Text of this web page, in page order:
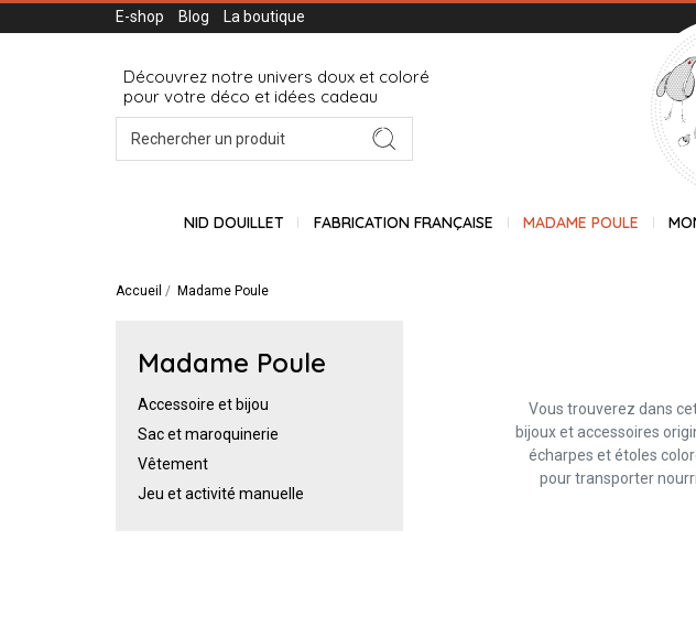
E-shop Blog La boutique
Découvrez notre univers doux et coloré
pour votre déco et idées cadeau
NID DOUILLET FABRICATION FRANÇAISE MADAME POULE
Accueil Madame Poule
Madame Poule
Accessoire et bijou
Sac et maroquinerie
Vêtement
Jeu et activité manuelle
Vous trouverez dans
bijoux et accessoires
écharpes et étoles
pour transporter